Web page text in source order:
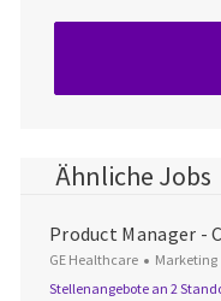
Ähnliche Jobs
Product Manager -
GE Healthcare Kategorie
Marketing
Stellenangebote an 2